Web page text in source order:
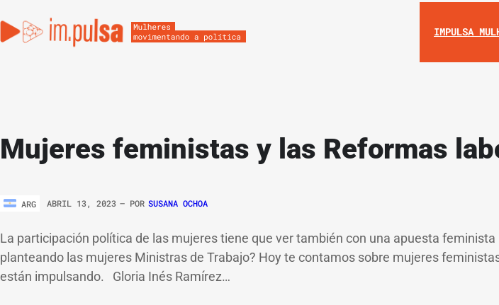
IMPULSA
Mujeres feministas y las Reformas
ARG ABRIL 13, 2023 – POR SUSANA OCHOA
La participación política de las mujeres tiene que ver también con una apuesta
planteando las mujeres Ministras de Trabajo? Hoy te contamos sobre mujeres
están impulsando. Gloria Inés Ramírez…